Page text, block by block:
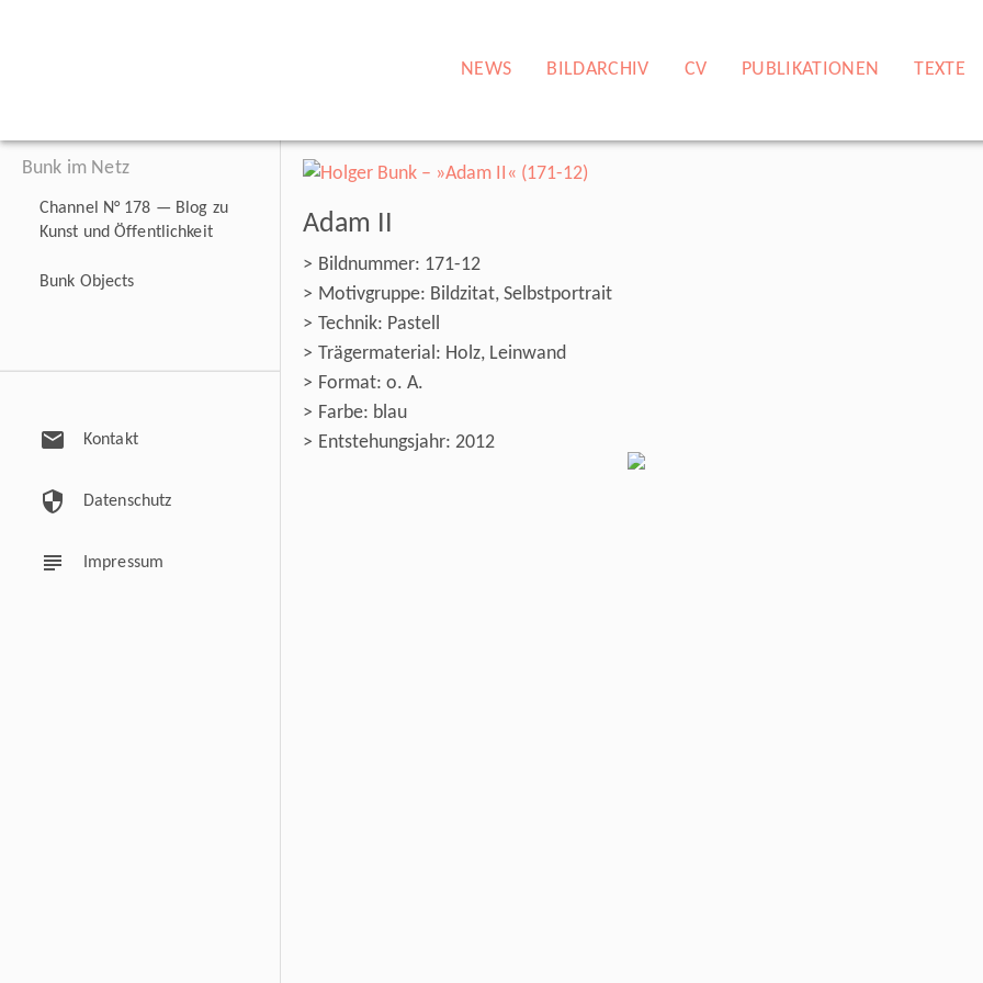
NEWS BILDARCHIV CV PUBLIKATIONEN TEXTE
Bunk im Netz
Channel N° 178 — Blog zu
Kunst und Öffentlichkeit
Bunk Objects
mail Kontakt
security Datenschutz
subject Impressum
Adam II
Bildnummer: 171-12
Motivgruppe: Bildzitat, Selbstportrait
Technik: Pastell
Trägermaterial: Holz, Leinwand
Format: o. A.
Farbe: blau
Entstehungsjahr: 2012